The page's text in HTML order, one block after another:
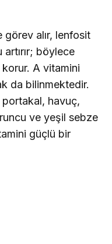
alır, lenfosit
artırır; böylece
A vitamini
da bilinmektedir.
portakal, havuç,
ve yeşil sebze
güçlü bir